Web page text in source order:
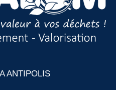
ANTIPOLIS